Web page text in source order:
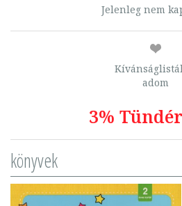
Jelenleg nem
adom
3%
könyvek